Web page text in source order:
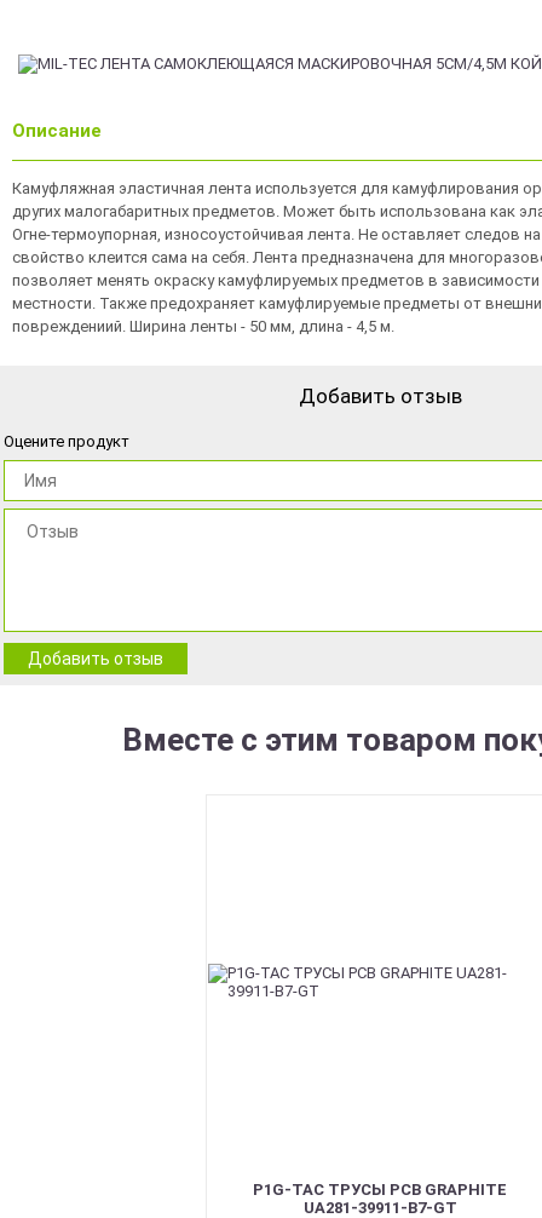
Описание
Камуфляжная эластичная лента используется для камуфлирования
других малогабаритных предметов. Может быть использована как
Огне-термоупорная, износоустойчивая лента. Не оставляет следов
свойство клеится сама на себя. Лента предназначена для
позволяет менять окраску камуфлируемых предметов в
местности. Также предохраняет камуфлируемые предметы от
повреждениий. Ширина ленты - 50 мм, длина - 4,5 м.
Добавить отзыв
Оцените продукт
Добавить отзыв
Вместе с этим товаром
P1G-TAC ТРУСЫ PCB GRAPHITE
UA281-39911-B7-GT